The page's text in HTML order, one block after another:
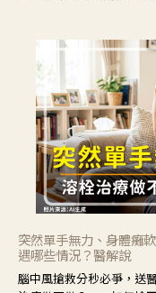
突然單手無力、身體癱
遇哪些情況？醫解說
腦中風搶救分秒必爭，送